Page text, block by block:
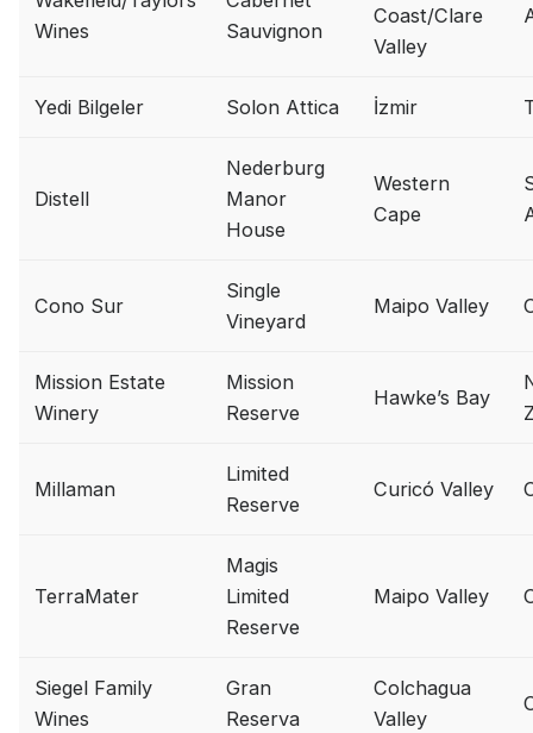
Wines
Sauvignon
Coast/Clare
Valley
Yedi Bilgeler Solon Attica İzmir
Distell
Nederburg
Manor
House
Western
Cape
Cono Sur
Single
Vineyard
Maipo Valley
Mission Estate
Winery
Mission
Reserve
Hawke’s Bay
Millaman
Limited
Reserve
Curicó Valley
TerraMater
Magis
Limited
Reserve
Maipo Valley
Siegel Family
Wines
Gran
Reserva
Colchagua
Valley